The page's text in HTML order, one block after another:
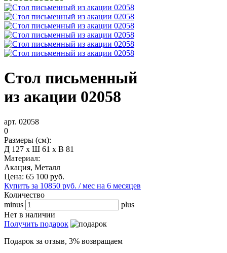
Стол письменный
из акации 02058
арт. 02058
0
Размеры (см):
Д 127 x Ш 61 x В 81
Материал:
Акация, Металл
Цена: 65 100 руб.
Купить за 10850 руб. / мес на 6 месяцев
Количество
minus
plus
Нет в наличии
Получить подарок
Подарок за отзыв, 3% возвращаем